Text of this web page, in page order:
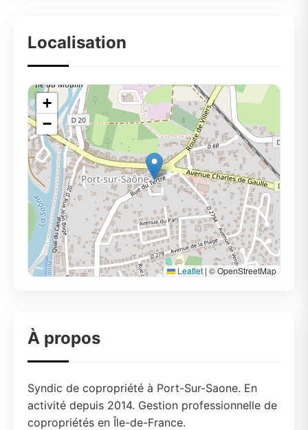
Localisation
+
−
Leaflet | © OpenStreetMap
À propos
Syndic de copropriété à Port-Sur-Saone. En
activité depuis 2014. Gestion professionnelle de
copropriétés en Île-de-France.